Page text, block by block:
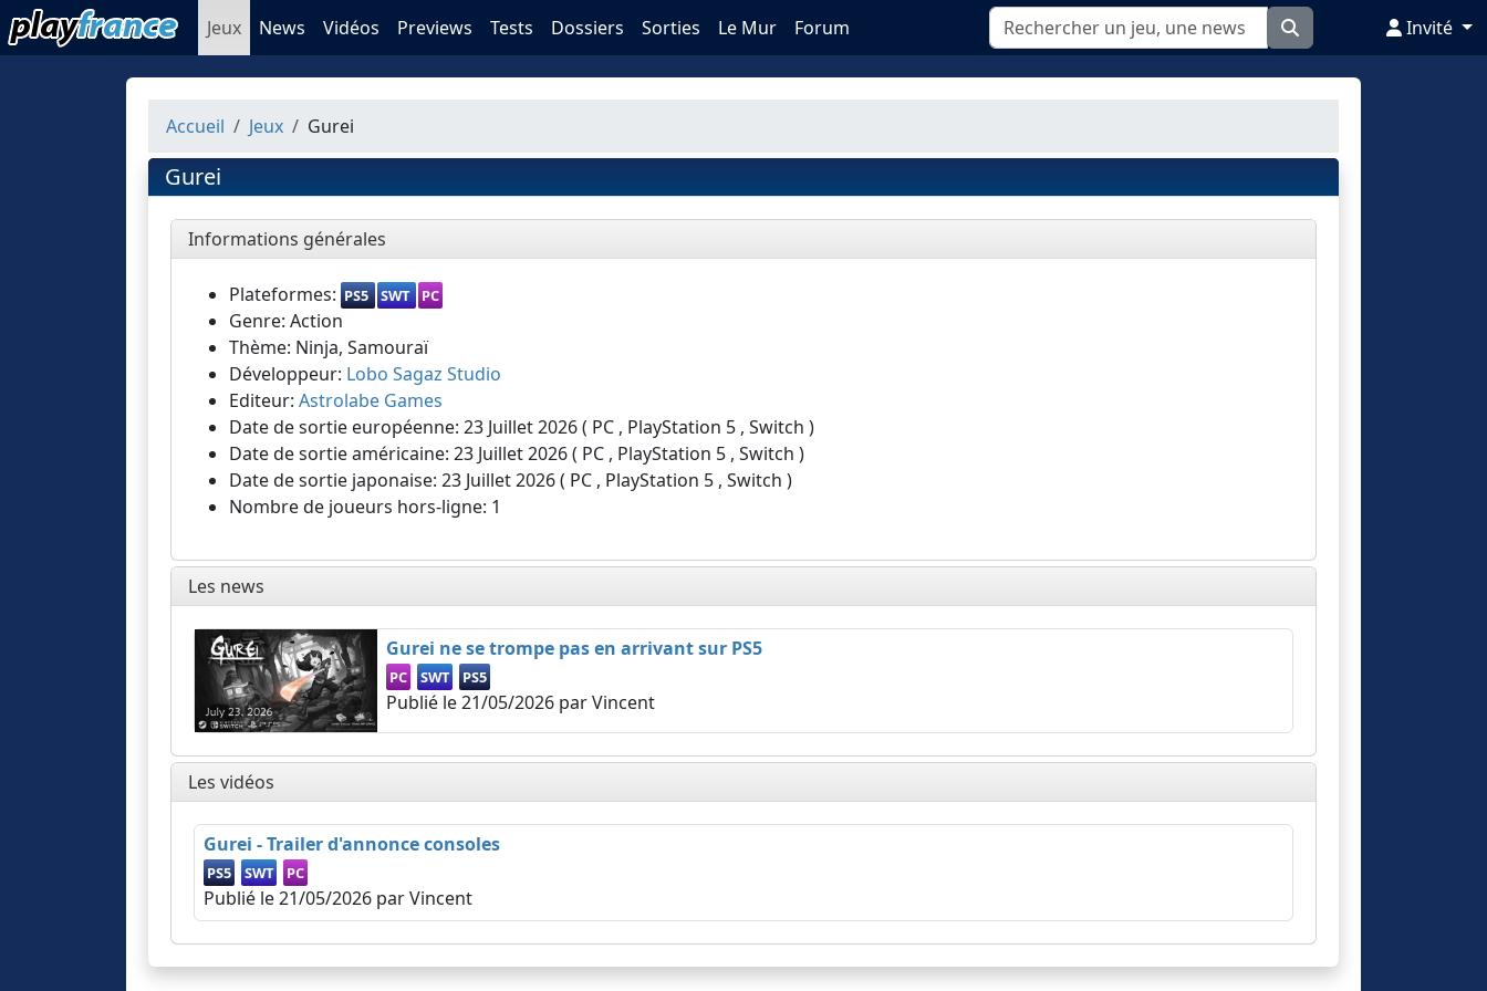
Jeux News Vidéos Previews Tests Dossiers Sorties Le Mur Forum Invité
Accueil Jeux Gurei
Gurei
Informations générales
Plateformes: PS5 SWT PC
Genre: Action
Thème: Ninja, Samouraï
Développeur: Lobo Sagaz Studio
Editeur: Astrolabe Games
Date de sortie européenne: 23 Juillet 2026 ( PC , PlayStation 5 , Switch )
Date de sortie américaine: 23 Juillet 2026 ( PC , PlayStation 5 , Switch )
Date de sortie japonaise: 23 Juillet 2026 ( PC , PlayStation 5 , Switch )
Nombre de joueurs hors-ligne: 1
Les news
Gurei ne se trompe pas en arrivant sur PS5
PC SWT PS5
Publié le21/05/2026 par Vincent
Les vidéos
Gurei - Trailer d'annonce consoles
PS5 SWT PC
Publié le21/05/2026 par Vincent